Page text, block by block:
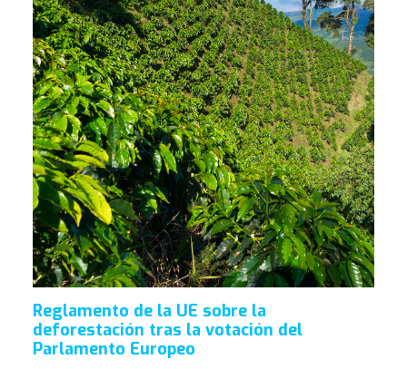
Reglamento de la UE sobre la
deforestación tras la votación del
Parlamento Europeo